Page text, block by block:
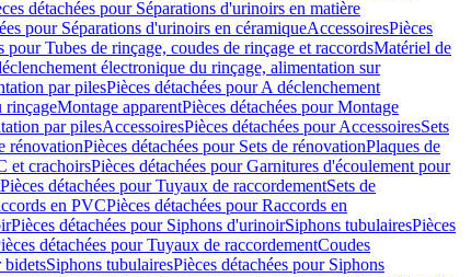
détachées pour Séparations d'urinoirs en matière
pour Séparations d'urinoirs en céramiqueAccessoiresPièces
pour Tubes de rinçage, coudes de rinçage et raccordsMatériel de
électronique du rinçage, alimentation sur
par pilesPièces détachées pour A déclenchement
rinçageMontage apparentPièces détachées pour Montage
par pilesAccessoiresPièces détachées pour AccessoiresSets
rénovationPièces détachées pour Sets de rénovationPlaques de
et crachoirsPièces détachées pour Garnitures d'écoulement pour
Pièces détachées pour Tuyaux de raccordementSets de
en PVCPièces détachées pour Raccords en
Pièces détachées pour Siphons d'urinoirSiphons tubulairesPièces
détachées pour Tuyaux de raccordementCoudes
bidetsSiphons tubulairesPièces détachées pour Siphons